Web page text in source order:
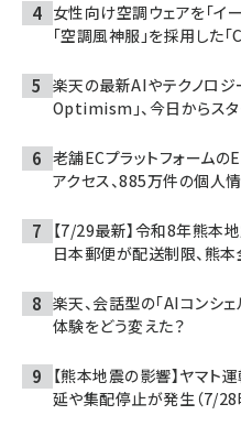
女性向け空調ウェアを「イ
「空調風神服」を採用した「
楽天の最新AIやテクノロ
Optimism」、今日からスタ
老舗ECプラットフォームの
アクセス、885万件の個人
【7/29最新】令和8年熊本
日本郵便が配送制限、熊
楽天、会話型の「AIコンシ
体験をどう変えた？
【熊本地震の影響】ヤマト
延や集配停止が発生（7/28